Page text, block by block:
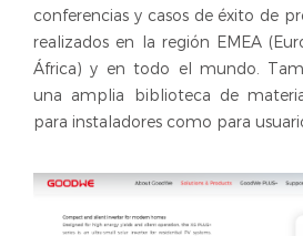
conferencias y casos de éxito de
realizados en la región EMEA
África) y en todo el mundo.
una amplia biblioteca de
para instaladores como para